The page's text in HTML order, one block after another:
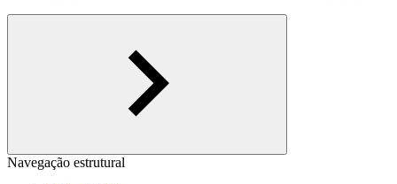
Navegação estrutural